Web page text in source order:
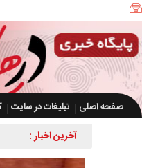
صفحه اصلی تبلیغات در سایت
آخرین اخبار :